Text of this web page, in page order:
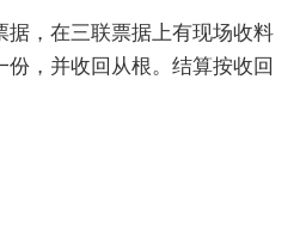
据，在三联票据上有现场收料
份，并收回从根。结算按收回